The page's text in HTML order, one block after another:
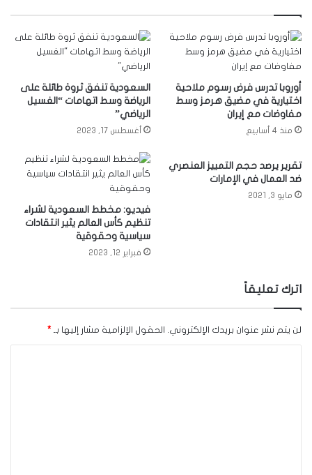
أوروبا تدرس فرض رسوم ملاحية
اختيارية في مضيق هرمز وسط
مفاوضات مع إيران
منذ 4 أسابيع
السعودية تنفق ثروة طائلة على
الرياضة وسط اتهامات “الغسيل
الرياضي”
أغسطس 17, 2023
تقرير يرصد حجم التمييز العنصري
ضد العمال في الإمارات
مايو 3, 2021
فيديو: مخطط السعودية لشراء
تنظيم كأس العالم يثير انتقادات
سياسية وحقوقية
فبراير 12, 2023
اترك تعليقاً
لن يتم نشر عنوان بريدك الإلكتروني. الحقول الإلزامية مشار إليها بـ *